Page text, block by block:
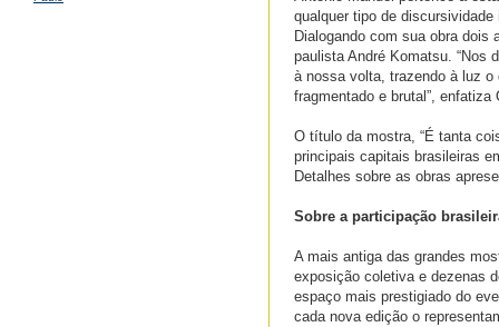
qualquer tipo de
Dialogando com sua obra
paulista André Komatsu. “Nos
à nossa volta, trazendo à luz
fragmentado e brutal”, enfatiza
O título da mostra, “É tanta
principais capitais brasileiras
Detalhes sobre as obras
Sobre a participação
A mais antiga das grandes
exposição coletiva e dezenas
espaço mais prestigiado do
cada nova edição o